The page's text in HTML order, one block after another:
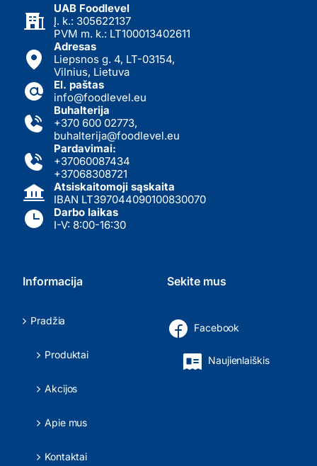
UAB Foodlevel
Į. k.: 305622137
PVM m. k.: LT100013402611
Adresas
Liepsnos g. 4, LT-03154,
Vilnius, Lietuva
El. paštas
info@foodlevel.eu
Buhalterija
+370 600 02773,
buhalterija@foodlevel.eu
Pardavimai:
+37060087434
+37068308721
Atsiskaitomoji sąskaita
IBAN LT397044090100830070
Darbo laikas
I-V: 8:00-16:30
Informacija
Pradžia
Produktai
Akcijos
Apie mus
Kontaktai
Sekite mus
Facebook
Naujienlaiškis